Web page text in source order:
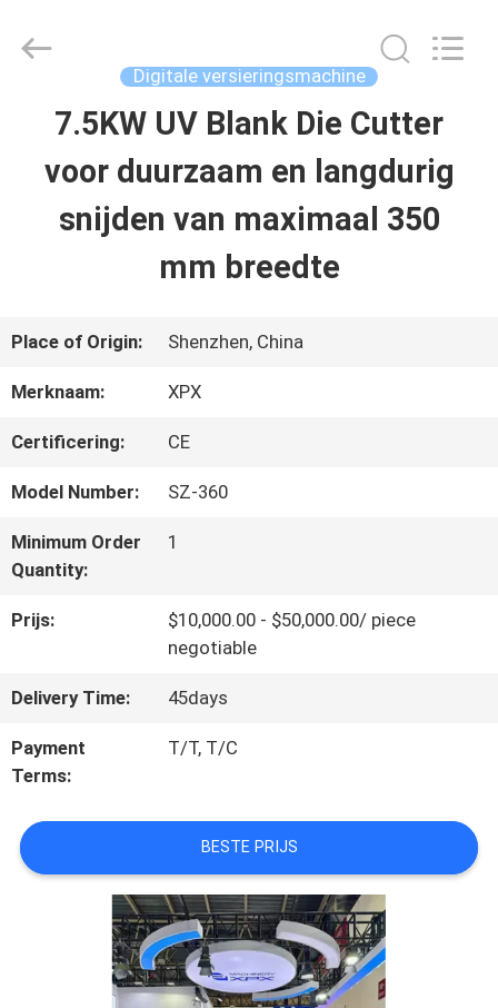
HUIS
PRODUCTEN
OVER
ONS
FABRIEKSTOCHT
KWALITEITSCONTROLE
NEEM
CONTACT
MET
Equipment
Digitale versieringsmachine
7.5KW UV Blank Die Cutter
voor duurzaam en langdurig
snijden van maximaal 350
mm breedte
Place of Origin: Shenzhen, China
Merknaam: XPX
Certificering: CE
Model Number: SZ-360
Minimum Order
Quantity:
1
Prijs:
$10,000.00 - $50,000.00/ piece
negotiable
Delivery Time: 45days
Payment
Terms:
T/T, T/C
BESTE PRIJS